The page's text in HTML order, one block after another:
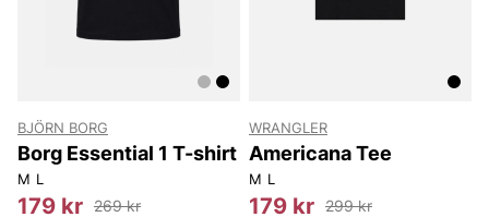
BJÖRN BORG
Borg Essential 1 T-shirt
M L
179 kr 269 kr
WRANGLER
Americana Tee
M L
179 kr 299 kr